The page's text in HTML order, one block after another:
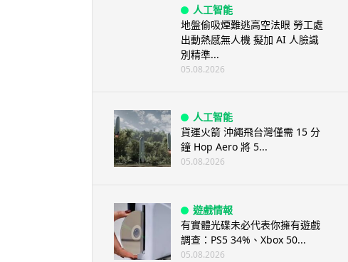
人工智能
地盤偷吸煙難逃高空法眼 勞工處
出動熱感無人機 擬加 AI 人臉識
別精準...
05.08.2026
人工智能
貨運火箭 沖繩飛台灣僅需 15 分
鐘 Hop Aero 將 5...
05.08.2026
遊戲情報
有實體光碟未必代表你擁有遊戲
調查：PS5 34%、Xbox 50...
05.08.2026